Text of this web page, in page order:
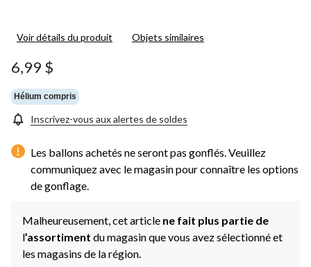
Voir détails du produit Objets similaires
6,99 $
Hélium compris
Inscrivez-vous aux alertes de soldes
Les ballons achetés ne seront pas gonflés. Veuillez
communiquez avec le magasin pour connaître les options
de gonflage.
Malheureusement, cet article ne fait plus partie de
l’assortiment du magasin que vous avez sélectionné et
les magasins de la région.